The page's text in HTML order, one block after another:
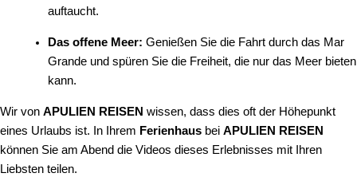
auftaucht.
Das offene Meer: Genießen Sie die Fahrt durch das Mar
Grande und spüren Sie die Freiheit, die nur das Meer bieten
kann.
Wir von APULIEN REISEN wissen, dass dies oft der Höhepunkt
eines Urlaubs ist. In Ihrem Ferienhaus bei APULIEN REISEN
können Sie am Abend die Videos dieses Erlebnisses mit Ihren
Liebsten teilen.